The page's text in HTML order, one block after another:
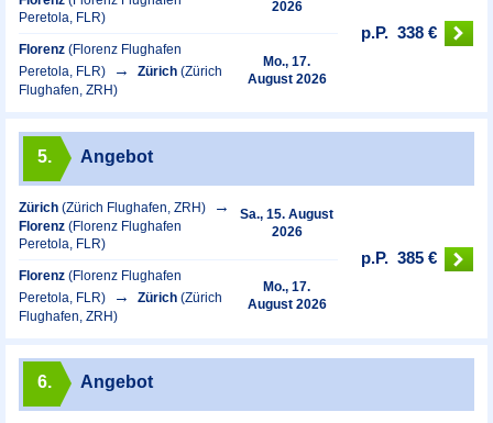
Peretola, FLR)
2026
Florenz (Florenz Flughafen
Peretola, FLR)
Zürich (Zürich
Flughafen, ZRH)
Mo., 17.
August 2026
p.P. 338 €
5. Angebot
Zürich (Zürich Flughafen, ZRH)
Florenz (Florenz Flughafen
Peretola, FLR)
Sa., 15. August
2026
Florenz (Florenz Flughafen
Peretola, FLR)
Zürich (Zürich
Flughafen, ZRH)
Mo., 17.
August 2026
p.P. 385 €
6. Angebot